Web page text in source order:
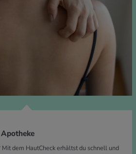
dem HautCheck erhältst du schnell und